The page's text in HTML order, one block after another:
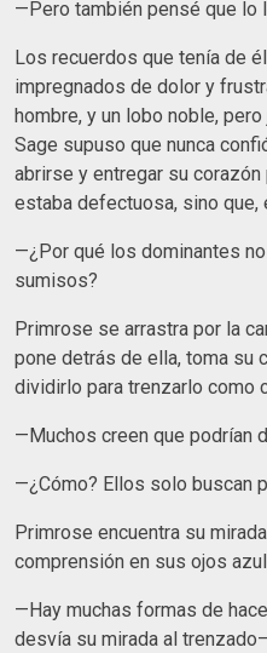
—Pero también pensé que lo
Los recuerdos que tenía de
impregnados de dolor y
hombre, y un lobo noble,
Sage supuso que nunca
abrirse y entregar su
estaba defectuosa, sino que,
—¿Por qué los dominantes
sumisos?
Primrose se arrastra por la
pone detrás de ella, toma su
dividirlo para trenzarlo como
—Muchos creen que podrían
—¿Cómo? Ellos solo buscan
Primrose encuentra su
comprensión en sus ojos
—Hay muchas formas de
desvía su mirada al